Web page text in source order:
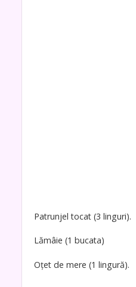
Patrunjel tocat (3 linguri).
Lămâie (1 bucata)
Oțet de mere (1 lingură).